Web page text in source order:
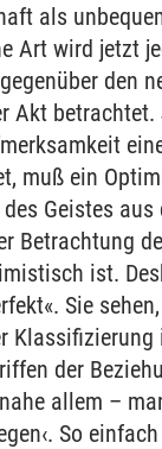
als
Art wird jetzt
den
Akt betrachtet.
muß ein
Geistes aus
Betrachtung
ist.
Sie
der
allem –
So